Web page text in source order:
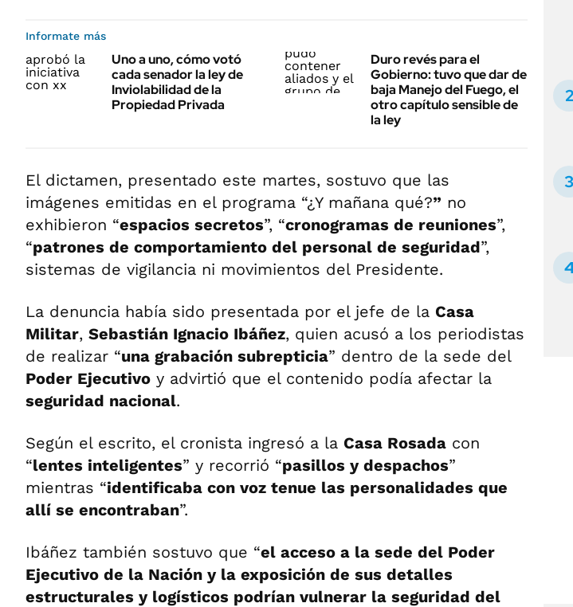
Informate más
Uno a uno, cómo votó
cada senador la ley de
Inviolabilidad de la
Propiedad Privada
Duro revés para el
Gobierno: tuvo que dar de
baja Manejo del Fuego, el
otro capítulo sensible de
la ley
El dictamen, presentado este martes, sostuvo que las
imágenes emitidas en el programa “¿Y mañana qué?” no
exhibieron “espacios secretos”, “cronogramas de reuniones”,
“patrones de comportamiento del personal de seguridad”,
sistemas de vigilancia ni movimientos del Presidente.
La denuncia había sido presentada por el jefe de la Casa
Militar, Sebastián Ignacio Ibáñez, quien acusó a los periodistas
de realizar “una grabación subrepticia” dentro de la sede del
Poder Ejecutivo y advirtió que el contenido podía afectar la
seguridad nacional.
Según el escrito, el cronista ingresó a la Casa Rosada con
“lentes inteligentes” y recorrió “pasillos y despachos”
mientras “identificaba con voz tenue las personalidades que
allí se encontraban”.
Ibáñez también sostuvo que “el acceso a la sede del Poder
Ejecutivo de la Nación y la exposición de sus detalles
estructurales y logísticos podrían vulnerar la seguridad del